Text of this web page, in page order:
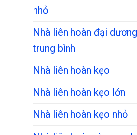
nhỏ
Nhà liên hoàn đại dương
trung bình
Nhà liên hoàn kẹo
Nhà liên hoàn kẹo lớn
Nhà liên hoàn kẹo nhỏ